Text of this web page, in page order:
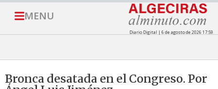
MENU
Diario Digital | 6 de agosto de 2026 17:59
Bronca desatada en el Congreso. Por